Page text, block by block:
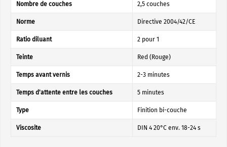
Nombre de couches 2,5 couches
Norme Directive 2004/42/CE
Ratio diluant 2 pour 1
Teinte Red (Rouge)
Temps avant vernis 2-3 minutes
Temps d'attente entre les couches 5 minutes
Type Finition bi-couche
Viscosite DIN 4 20°C env. 18-24 s